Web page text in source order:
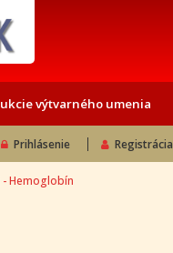
výtvarného umenia
Prihlásenie Registrácia
- Hemoglobín